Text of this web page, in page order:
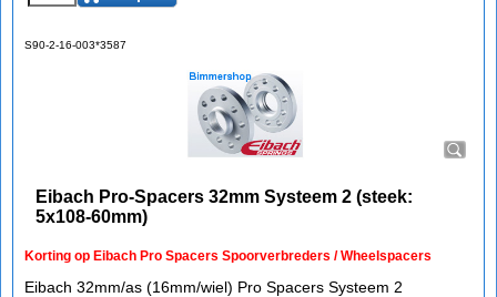
S90-2-16-003*3587
Eibach Pro-Spacers 32mm Systeem 2 (steek:
5x108-60mm)
Korting op Eibach Pro Spacers Spoorverbreders / Wheelspacers
Eibach 32mm/as (16mm/wiel) Pro Spacers Systeem 2